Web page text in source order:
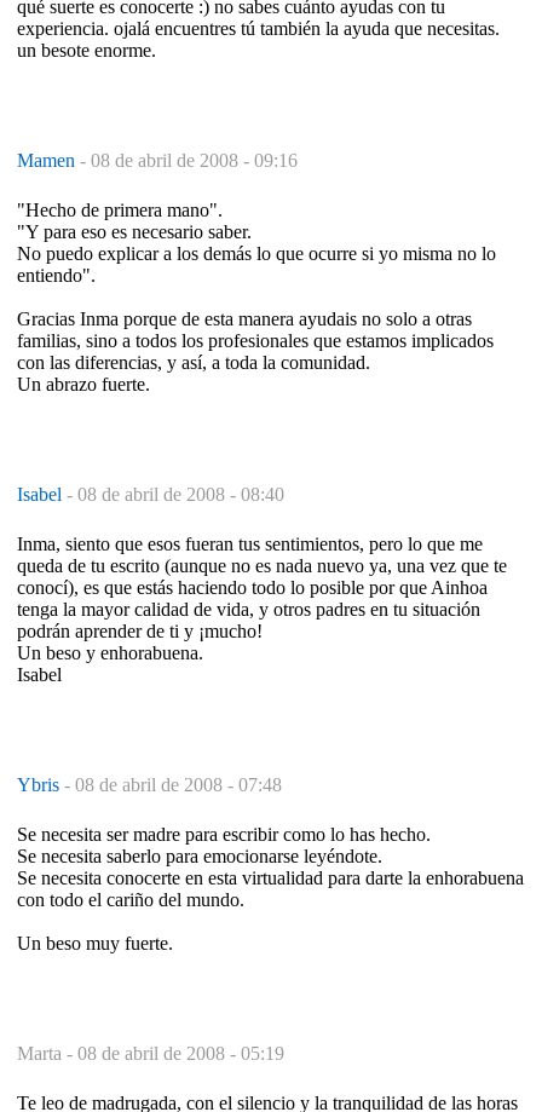
qué suerte es conocerte :) no sabes cuánto ayudas con tu
experiencia. ojalá encuentres tú también la ayuda que necesitas.
un besote enorme.
Mamen - 08 de abril de 2008 - 09:16
"Hecho de primera mano".
"Y para eso es necesario saber.
No puedo explicar a los demás lo que ocurre si yo misma no lo
entiendo".
Gracias Inma porque de esta manera ayudais no solo a otras
familias, sino a todos los profesionales que estamos implicados
con las diferencias, y así, a toda la comunidad.
Un abrazo fuerte.
Isabel - 08 de abril de 2008 - 08:40
Inma, siento que esos fueran tus sentimientos, pero lo que me
queda de tu escrito (aunque no es nada nuevo ya, una vez que te
conocí), es que estás haciendo todo lo posible por que Ainhoa
tenga la mayor calidad de vida, y otros padres en tu situación
podrán aprender de ti y ¡mucho!
Un beso y enhorabuena.
Isabel
Ybris - 08 de abril de 2008 - 07:48
Se necesita ser madre para escribir como lo has hecho.
Se necesita saberlo para emocionarse leyéndote.
Se necesita conocerte en esta virtualidad para darte la enhorabuena
con todo el cariño del mundo.
Un beso muy fuerte.
Marta - 08 de abril de 2008 - 05:19
Te leo de madrugada, con el silencio y la tranquilidad de las horas